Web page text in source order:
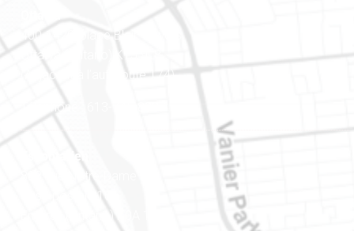
400-1420, place Blair Towers
Ottawa (Ontario) K1J 9L8
(Adjacent à l’autoroute 174)
Téléphone : 613-745-8387
Est ontarien
888, rue Notre-Dame
Case postale 101
Embrun (Ontario) K0A 1W1